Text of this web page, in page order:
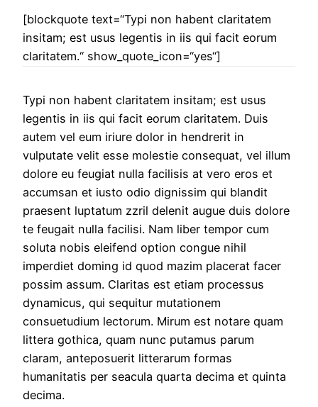
[blockquote text=“Typi non habent claritatem
insitam; est usus legentis in iis qui facit eorum
claritatem.“ show_quote_icon=“yes“]
Typi non habent claritatem insitam; est usus
legentis in iis qui facit eorum claritatem. Duis
autem vel eum iriure dolor in hendrerit in
vulputate velit esse molestie consequat, vel illum
dolore eu feugiat nulla facilisis at vero eros et
accumsan et iusto odio dignissim qui blandit
praesent luptatum zzril delenit augue duis dolore
te feugait nulla facilisi. Nam liber tempor cum
soluta nobis eleifend option congue nihil
imperdiet doming id quod mazim placerat facer
possim assum. Claritas est etiam processus
dynamicus, qui sequitur mutationem
consuetudium lectorum. Mirum est notare quam
littera gothica, quam nunc putamus parum
claram, anteposuerit litterarum formas
humanitatis per seacula quarta decima et quinta
decima.